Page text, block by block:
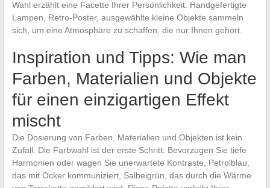
Wahl erzählt eine Facette Ihrer Persönlichkeit. Handgefertigte
Lampen, Retro-Poster, ausgewählte kleine Objekte sammeln
sich, um eine Atmosphäre zu schaffen, die nur Ihnen gehört.
Inspiration und Tipps: Wie man
Farben, Materialien und Objekte
für einen einzigartigen Effekt
mischt
Die Dosierung von Farben, Materialien und Objekten ist kein
Zufall. Die Farbwahl ist der erste Schritt: Bevorzugen Sie tiefe
Harmonien oder wagen Sie unerwartete Kontraste, Petrolblau,
das mit Ocker kommuniziert, Salbeigrün, das durch die Wärme